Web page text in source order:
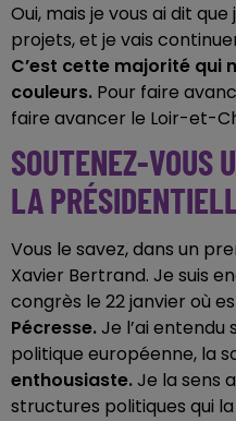
Oui, mais je vous ai dit
projets, et je vais
C’est cette majorité qui
couleurs. Pour faire
faire avancer le Loir-et-
SOUTENEZ-VOUS
LA
Vous le savez, dans un
Xavier Bertrand. Je suis
congrès le 22 janvier où
Pécresse.Je l’ai entendu
politique européenne, la
enthousiaste.Je la sens
structures politiques qui